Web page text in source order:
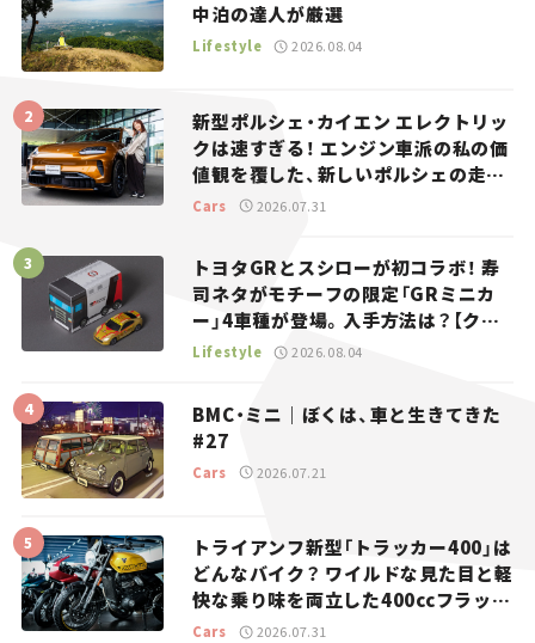
中泊の達人が厳選
Lifestyle 2026.08.04
新型ポルシェ・カイエン エレクトリッ
クは速すぎる！ エンジン車派の私の価
値観を覆した、新しいポルシェの走
り。
Cars 2026.07.31
トヨタGRとスシローが初コラボ！ 寿
司ネタがモチーフの限定「GRミニカ
ー」4車種が登場。入手方法は？【クル
マとホビー】
Lifestyle 2026.08.04
BMC・ミニ｜ぼくは、車と生きてきた
#27
Cars 2026.07.21
トライアンフ新型「トラッカー400」は
どんなバイク？ ワイルドな見た目と軽
快な乗り味を両立した400ccフラット
トラッカー【試乗レビュー】
Cars 2026.07.31